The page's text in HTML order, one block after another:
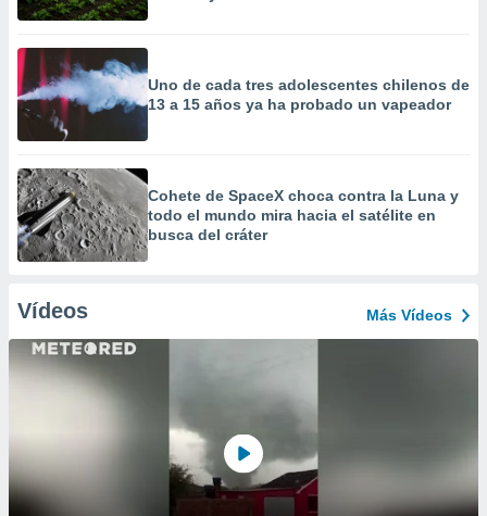
Uno de cada tres adolescentes chilenos de
13 a 15 años ya ha probado un vapeador
Cohete de SpaceX choca contra la Luna y
todo el mundo mira hacia el satélite en
busca del cráter
Vídeos Más Vídeos